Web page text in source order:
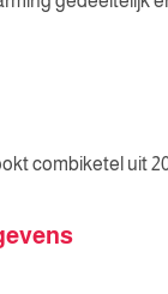
combiketel uit